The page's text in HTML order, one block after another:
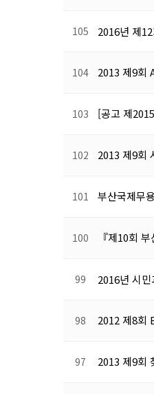
105 2016년 제
104 2013 제9회
103 [공고 제
102 2013 제9회
101 부산국제무
100 『제10회
99 2016년 시
98 2012 제8회
97 2013 제9회